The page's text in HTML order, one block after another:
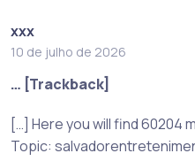
xxx
10 de julho de 2026
… [Trackback]
[…] Here you will find 60204
Topic: